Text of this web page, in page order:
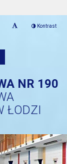
Kontrast
NR 190
ŁODZI